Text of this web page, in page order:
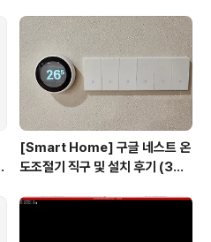
servicepack)
[Smart Home] 구글 네스트 온
도조절기 직구 및 설치 후기 (3세